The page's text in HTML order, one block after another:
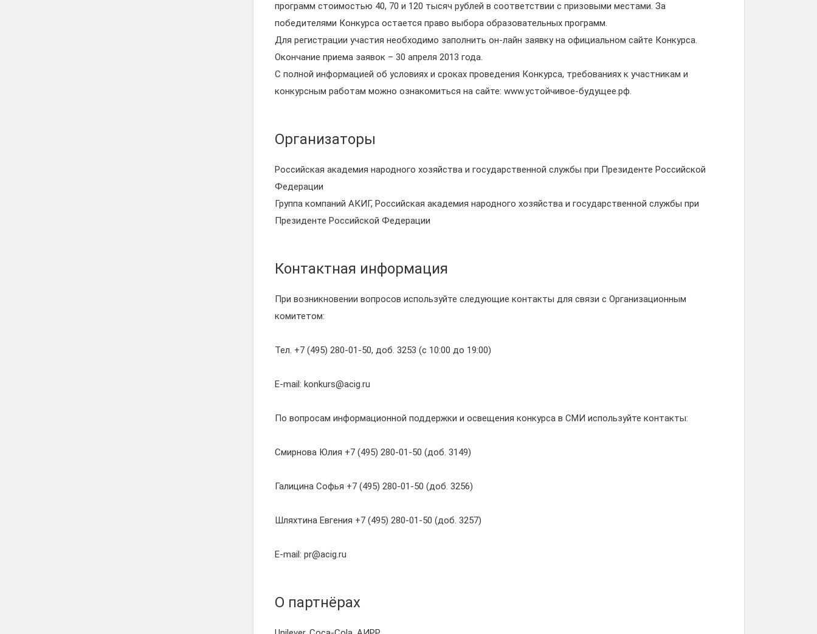
программ стоимостью 40, 70 и 120 тысяч рублей в соответствии с призовыми местами. За
победителями Конкурса остается право выбора образовательных программ.
Для регистрации участия необходимо заполнить он-лайн заявку на официальном сайте Конкурса.
Окончание приема заявок – 30 апреля 2013 года.
С полной информацией об условиях и сроках проведения Конкурса, требованиях к участникам и
конкурсным работам можно ознакомиться на сайте: www.устойчивое-будущее.рф.
Организаторы
Российская академия народного хозяйства и государственной службы при Президенте Российской
Федерации
Группа компаний АКИГ, Российская академия народного хозяйства и государственной службы при
Президенте Российской Федерации
Контактная информация
При возникновении вопросов используйте следующие контакты для связи с Организационным
комитетом:
Тел. +7 (495) 280-01-50, доб. 3253 (с 10:00 до 19:00)
E-mail: konkurs@acig.ru
По вопросам информационной поддержки и освещения конкурса в СМИ используйте контакты:
Смирнова Юлия +7 (495) 280-01-50 (доб. 3149)
Галицина Софья +7 (495) 280-01-50 (доб. 3256)
Шляхтина Евгения +7 (495) 280-01-50 (доб. 3257)
E-mail: pr@acig.ru
О партнёрах